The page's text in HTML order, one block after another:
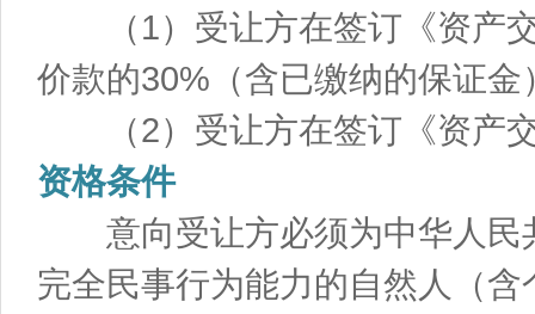
（1）受让方在签订《资产交
价款的30%（含已缴纳的保证金
（2）受让方在签订《资产交
资格条件
意向受让方必须为中华人民
完全民事行为能力的自然人（